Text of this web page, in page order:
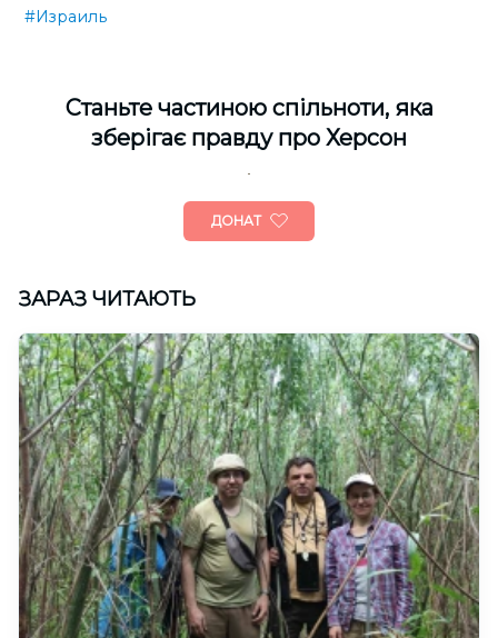
#Израиль
Cтаньте частиною спільноти, яка
зберігає правду про Херсон
ДОНАТ
ЗАРАЗ ЧИТАЮТЬ